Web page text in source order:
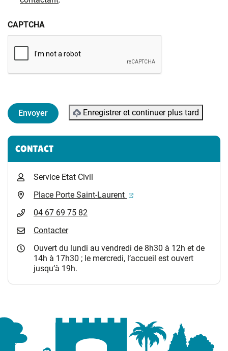
CAPTCHA
Enregistrer et continuer plus tard
Informations complémentaires
CONTACT
Service Etat Civil
Place Porte Saint-Laurent
(ouverture dans un
04 67 69 75 82
Contacter
Ouvert du lundi au vendredi de 8h30 à 12h et de
14h à 17h30 ; le mercredi, l’accueil est ouvert
jusqu’à 19h.